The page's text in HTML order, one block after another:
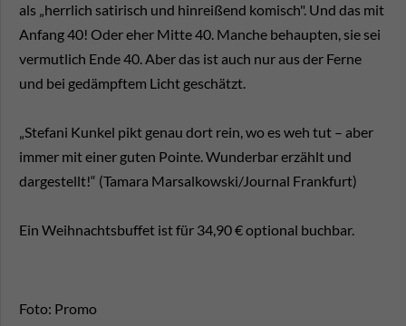
als „herrlich satirisch und hinreißend komisch". Und das mit
Anfang 40! Oder eher Mitte 40. Manche behaupten, sie sei
vermutlich Ende 40. Aber das ist auch nur aus der Ferne
und bei gedämpftem Licht geschätzt.
„Stefani Kunkel pikt genau dort rein, wo es weh tut – aber
immer mit einer guten Pointe. Wunderbar erzählt und
dargestellt!“ (Tamara Marsalkowski/Journal Frankfurt)
Ein Weihnachtsbuffet ist für 34,90 € optional buchbar.
Foto: Promo